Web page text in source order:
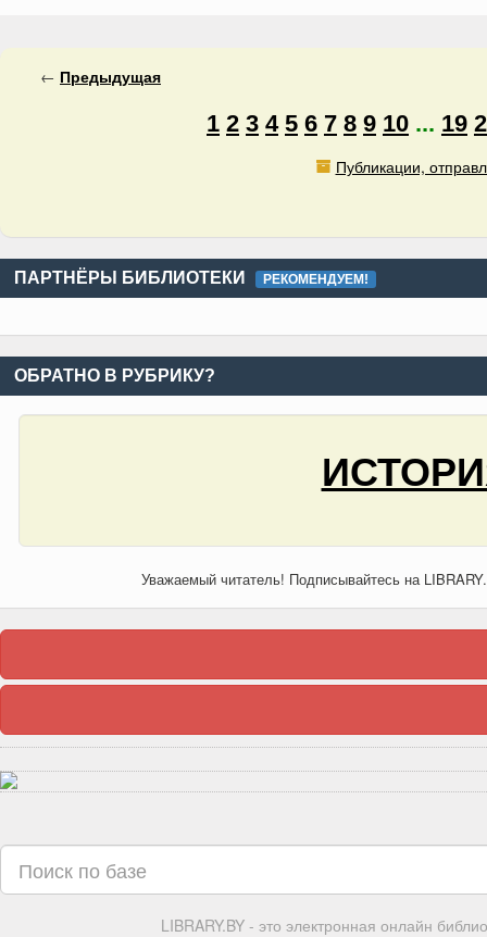
← Предыдущая
1 2 3 4 5 6 7 8 9 10 ... 19
Публикации,
ПАРТНЁРЫ БИБЛИОТЕКИ РЕКОМЕНДУЕМ!
ОБРАТНО В РУБРИКУ?
Уважаемый читатель! Подписывайтесь на
LIBRARY.BY - это электронная онлайн